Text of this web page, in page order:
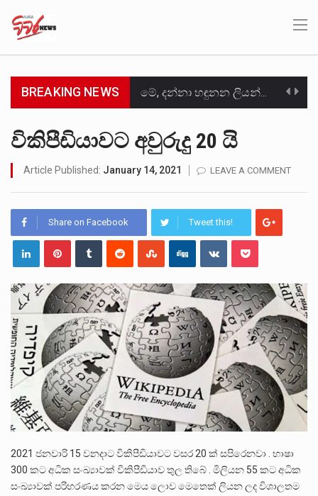
BREAKING NEWS මේ, දන්නා හඳුනන ලියන්නකුගේ නන්නාඳුනන අඩවියක සැරිසරා ලද ආස්වාදනීය මොහොතක සිංහාවලෝකනයකි .කෙටි කවියක දිගු බර…
උපරිමාධිකරණ විනිශ්චයකාරවරුන්ගේ හා ඉන් පහළ විනිශ්චයකාරවරුන්ගේ විශ්‍රාම වයස දීර්ඝ කිරීම සඳහා සකස් කර ඇති විසිදෙවන…
බන්ධනාගාර රැදවියන් 1,021 දෙනෙකු ඉකුත් වසර පහක කාලය තුලදී (2020 ජනවාරි 01 සිට 2025 දෙසැම්බර්…
අගෝස්තු මස දෙවන ඉරිදා ලිට් රූම් සූම් සංවාදය පැවැත්වෙන්නේ "කතා කරන මහ වැව" නම් නකතාවක්…
ලාල් කාන්ත ඇමතිවරයා අධිකරණ විනිශ්චයකාරවරුන්ගේ විශ්‍රාම යෑමේ වයස සම්බන්ධයෙන් නිහඬව සිටින ලෙස තමාට දැනුම් දුන්…
2011 වසරේදී දේශපාලන හා මානව හිමිකම් ක්‍රියාකාරීන් වන ලලිත්කුමාර් වීරරාජ් සහ කුගන් මුරුගානන්දන් යාපනයේදී අතුරුදන්…
ගොවියන්ගේ ප්‍රශ්න, ධීවරයන්ගේ ප්‍රශ්න, සෞඛය ප්‍රශ්න, වැටු ප්‍ර්ශ්න, රැකියා විරහිත ප්‍රශ්න මේ සියලු ප්‍රශ්නවලට තනි…
විකිපීඩියාවට අවුරුදු 20 යි
Article Published: January 14, 2021 LEAVE A COMMENT
Share on Facebook Tweet this!
2021 ජනවාරි 15 වනදාට විකිපීඩියාවට වසර 20 ක් සපිරෙනවා . භාෂා
300 කට අධික සංඛ්‍යාවක් විකිපීඩියාව තුල තිබේ . මිලියන 55 කට අධික
සංඛ්‍යාවක් පරිහරණය කරන මෙය ලොව මෙතෙක් ලියන ලද විශාලතම